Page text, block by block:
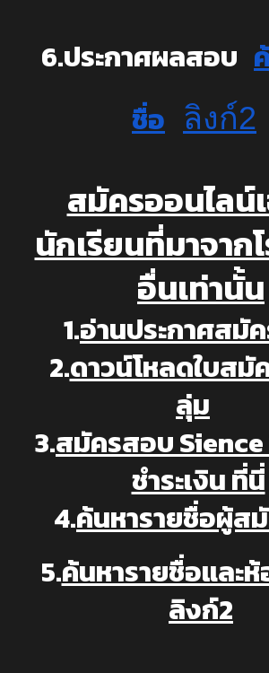
6.ประกาศผลสอบ
ชื่อ ลิงก์2
สมัครออนไลน์
นักเรียนที่มาจาก
อื่นเท่านั้น
1.อ่านประกาศสมั
2.ดาวน์โหลดใบสมั
ลุ่ม
3.สมัครสอบ Sience
ชำระเงิน ที่นี่
4.ค้นหารายชื่อผู้ส
5.ค้นหารายชื่อและ
ลิงก์2